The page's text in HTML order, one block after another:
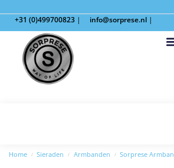
+31 (0)499700823 | info@sorprese.nl |
Home / Sieraden / Armbanden / Sorprese Armband – Luxury –